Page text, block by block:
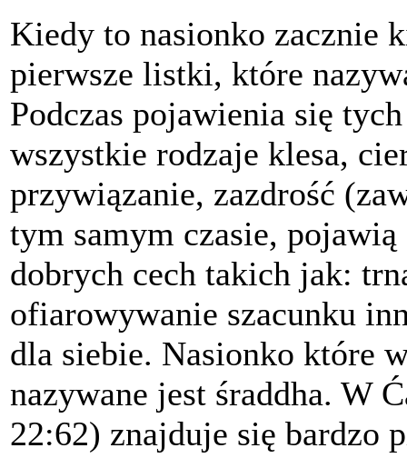
Kiedy to nasionko zacznie
pierwsze listki, które
Podczas pojawienia się
wszystkie rodzaje klesa,
przywiązanie, zazdrość
tym samym czasie,
dobrych cech takich jak:
ofiarowywanie szacunku
dla siebie. Nasionko które
nazywane jest śraddha. W
22:62) znajduje się bardzo